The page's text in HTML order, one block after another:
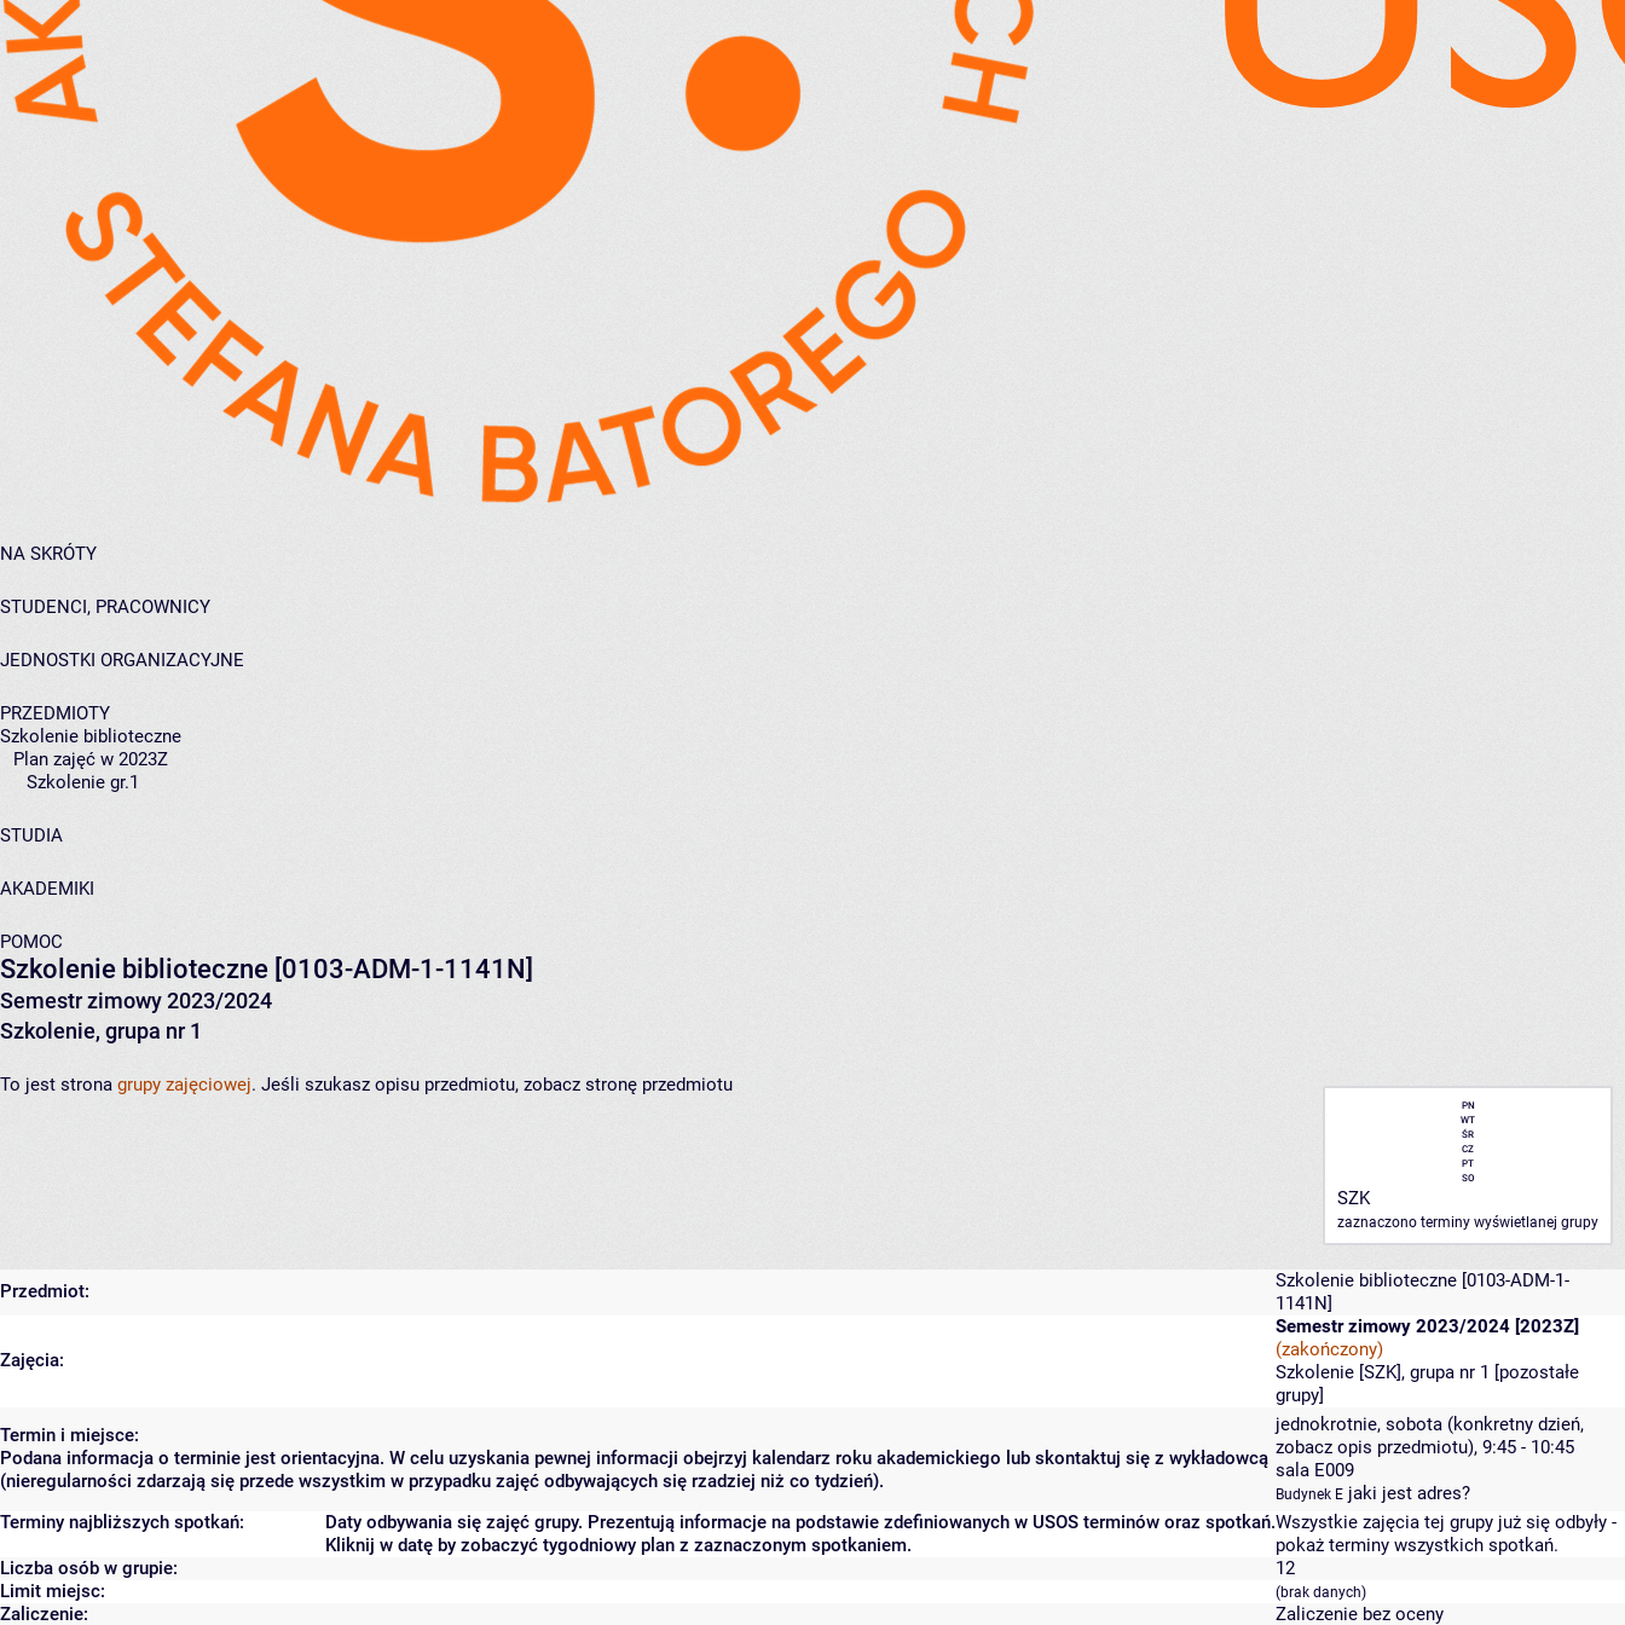
NA SKRÓTY
STUDENCI, PRACOWNICY
JEDNOSTKI ORGANIZACYJNE
PRZEDMIOTY
Szkolenie biblioteczne
Plan zajęć w 2023Z
Szkolenie gr.1
STUDIA
AKADEMIKI
POMOC
Szkolenie biblioteczne [0103-ADM-1-1141N]
Semestr zimowy 2023/2024
Szkolenie, grupa nr 1
PN
WT
ŚR
CZ
PT
SO
SZK
zaznaczono terminy wyświetlanej grupy
To jest strona grupy zajęciowej. Jeśli szukasz opisu przedmiotu, zobacz stronę przedmiotu
Przedmiot: Szkolenie biblioteczne [0103-ADM-1-
1141N]
Zajęcia:
Semestr zimowy 2023/2024 [2023Z]
(zakończony)
Szkolenie [SZK], grupa nr 1 [pozostałe
grupy]
Termin i miejsce:
Podana informacja o terminie jest orientacyjna. W celu uzyskania pewnej informacji obejrzyj kalendarz roku akademickiego lub skontaktuj się z wykładowcą
(nieregularności zdarzają się przede wszystkim w przypadku zajęć odbywających się rzadziej niż co tydzień).
jednokrotnie, sobota (konkretny dzień,
zobacz opis przedmiotu), 9:45 - 10:45
sala E009
Budynek E jaki jest adres?
Terminy najbliższych spotkań:
Daty odbywania się zajęć grupy. Prezentują informacje na podstawie zdefiniowanych w USOS terminów oraz spotkań.
Kliknij w datę by zobaczyć tygodniowy plan z zaznaczonym spotkaniem.
Wszystkie zajęcia tej grupy już się odbyły -
pokaż terminy wszystkich spotkań.
Liczba osób w grupie:
12
Limit miejsc:
(brak danych)
Zaliczenie: Zaliczenie bez oceny